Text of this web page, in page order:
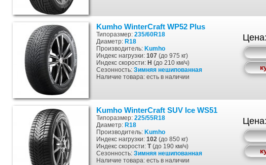
Kumho WinterCraft WP52 Plus
Типоразмер: 235/60R18
Диаметр: R18
Производитель: Kumho
Индекс нагрузки: 107 (до 975 кг)
Индекс скорости: H (до 210 км/ч)
Сезонность: Зимняя нешипованная
Наличие товара: есть в наличии
Цена:
Kumho WinterCraft SUV Ice WS51
Типоразмер: 225/55R18
Диаметр: R18
Производитель: Kumho
Индекс нагрузки: 102 (до 850 кг)
Индекс скорости: T(до 190 км/ч)
Сезонность: Зимняя нешипованная
Наличие товара: есть в наличии
Цена: